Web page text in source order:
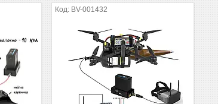
BV-001432